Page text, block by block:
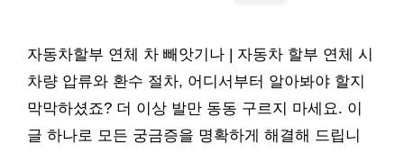
자동차할부 연체 차 빼앗기나 | 자동차 할부 연체 시
차량 압류와 환수 절차, 어디서부터 알아봐야 할지
막막하셨죠? 더 이상 발만 동동 구르지 마세요. 이
글 하나로 모든 궁금증을 명확하게 해결해 드립니